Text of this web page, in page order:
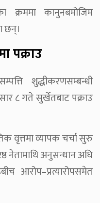
क्रममा कानुनबमोजिम
छन्।
पक्राउ
शुद्धीकरणसम्बन्धी
८ गते सुर्खेतबाट पक्राउ
वृत्तमा व्यापक चर्चा सुरु
नेतामाथि अनुसन्धान अघि
आरोप–प्रत्यारोपसमेत